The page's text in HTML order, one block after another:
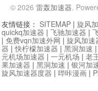
© 2026 雷轰加速器.
友情链接： SITEMAP | 旋风
quickq加速器 | 飞驰加速器 |
| 免费vqn加速外网 | 旋风加速
器 |快柠檬加速器 | 黑洞加速 |
元机场加速器 | 一元机场 | 老
果加速器 | 黑洞加速 | 银河加
旋风加速器度器 | 哔咔漫画 |